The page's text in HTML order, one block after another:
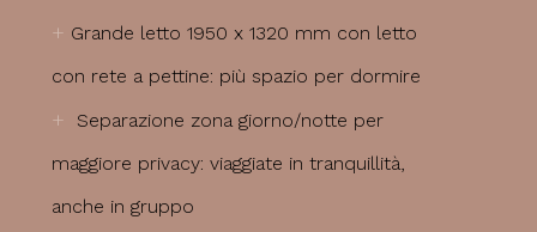
+ Grande letto 1950 x 1320 mm con letto
con rete a pettine: più spazio per dormire
+
Separazione zona giorno/notte per
maggiore privacy: viaggiate in tranquillità,
anche in gruppo